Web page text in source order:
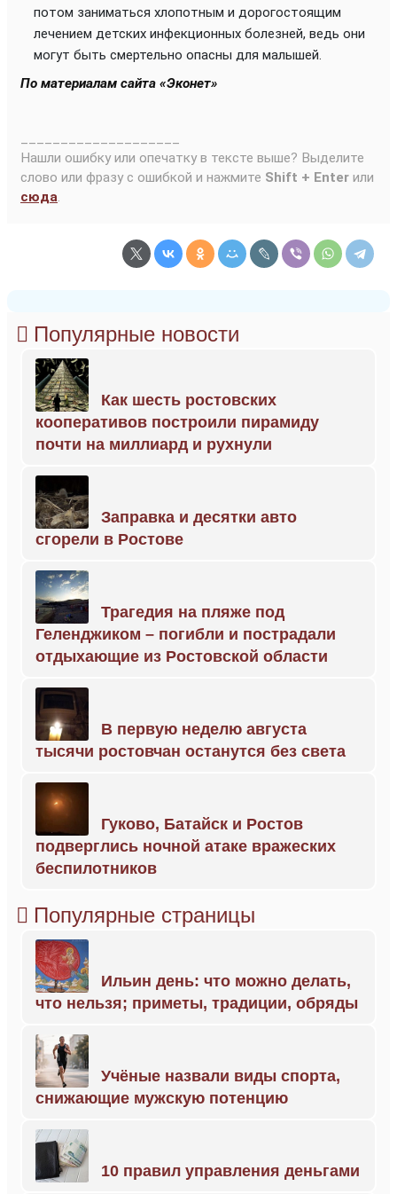
потом заниматься хлопотным и дорогостоящим
лечением детских инфекционных болезней, ведь они
могут быть смертельно опасны для малышей.
По материалам сайта «Эконет»
Нашли ошибку или опечатку в тексте выше? Выделите
слово или фразу с ошибкой и нажмите Shift + Enter или
сюда.
Популярные новости
Как шесть ростовских
кооперативов построили пирамиду
почти на миллиард и рухнули
Заправка и десятки авто
сгорели в Ростове
Трагедия на пляже под
Геленджиком – погибли и пострадали
отдыхающие из Ростовской области
В первую неделю августа
тысячи ростовчан останутся без света
Гуково, Батайск и Ростов
подверглись ночной атаке вражеских
беспилотников
Популярные страницы
Ильин день: что можно делать,
что нельзя; приметы, традиции, обряды
Учёные назвали виды спорта,
снижающие мужскую потенцию
10 правил управления деньгами